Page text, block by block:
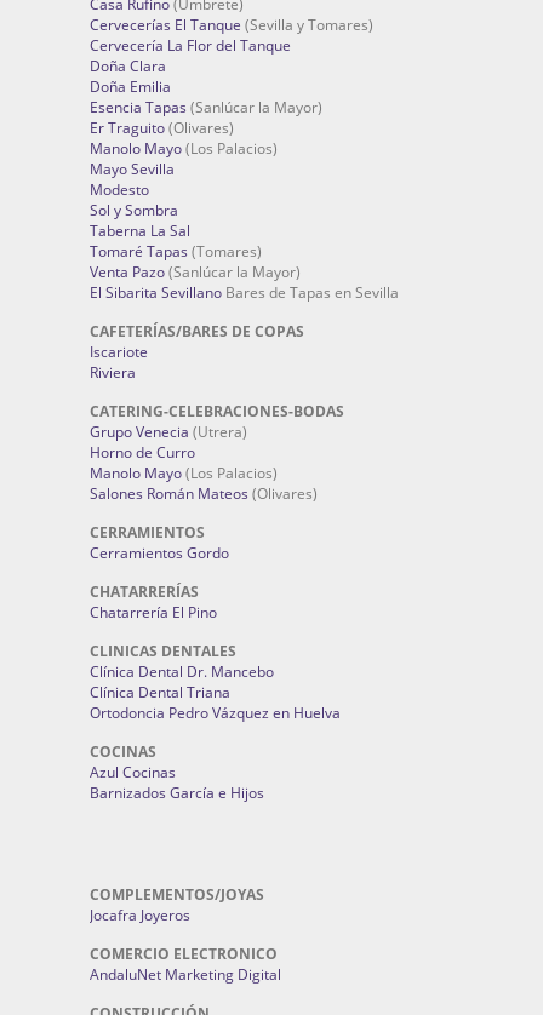
Casa Rufino(Umbrete)
Cervecerías El Tanque (Sevilla y Tomares)
Cervecería La Flor del Tanque
Doña Clara
Doña Emilia
Esencia Tapas (Sanlúcar la Mayor)
Er Traguito(Olivares)
Manolo Mayo(Los Palacios)
Mayo Sevilla
Modesto
Sol y Sombra
Taberna La Sal
Tomaré Tapas (Tomares)
Venta Pazo(Sanlúcar la Mayor)
El Sibarita Sevillano Bares de Tapas en Sevilla
CAFETERÍAS/BARES DE COPAS
Iscariote
Riviera
CATERING-CELEBRACIONES-BODAS
Grupo Venecia (Utrera)
Horno de Curro
Manolo Mayo(Los Palacios)
Salones Román Mateos (Olivares)
CERRAMIENTOS
Cerramientos Gordo
CHATARRERÍAS
Chatarrería El Pino
CLINICAS DENTALES
Clínica Dental Dr. Mancebo
Clínica Dental Triana
Ortodoncia Pedro Vázquez en Huelva
COCINAS
Azul Cocinas
Barnizados García e Hijos
COMPLEMENTOS/JOYAS
Jocafra Joyeros
COMERCIO ELECTRONICO
AndaluNet Marketing Digital